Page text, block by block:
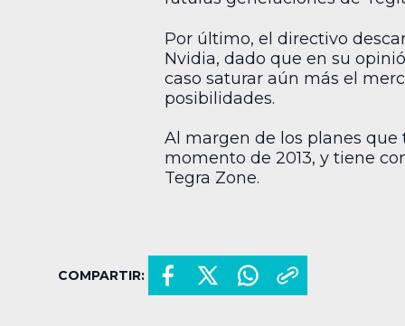
Por último, el directivo
Nvidia, dado que en su
caso saturar aún más el
posibilidades.
Al margen de los planes
momento de 2013, y tiene
Tegra Zone.
COMPARTIR: